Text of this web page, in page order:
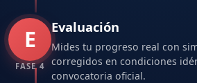
E
FASE 4
Evaluación
Mides tu progreso real con
corregidos en condiciones
convocatoria oficial.